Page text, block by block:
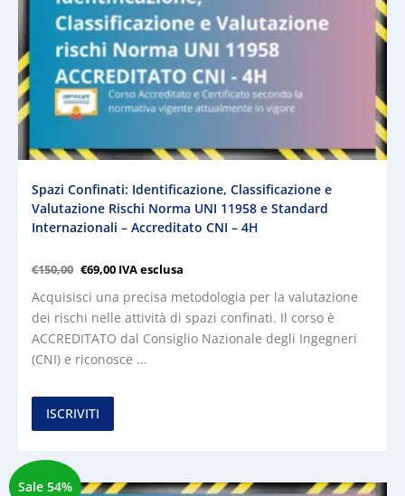
Spazi Confinati: Identificazione, Classificazione e
Valutazione Rischi Norma UNI 11958 e Standard
Internazionali – Accreditato CNI – 4H
€150,00 €69,00 IVA esclusa
Acquisisci una precisa metodologia per la valutazione
dei rischi nelle attività di spazi confinati. Il corso è
ACCREDITATO dal Consiglio Nazionale degli Ingegneri
(CNI) e riconosce ...
ISCRIVITI
Sale 54%